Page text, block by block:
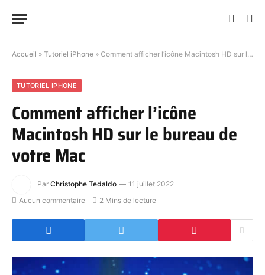
Accueil » Tutoriel iPhone » Comment afficher l’icône Macintosh HD sur le bureau de votre Mac
TUTORIEL IPHONE
Comment afficher l’icône
Macintosh HD sur le bureau de
votre Mac
Par Christophe Tedaldo
11 juillet 2022
Aucun commentaire
2 Mins de lecture